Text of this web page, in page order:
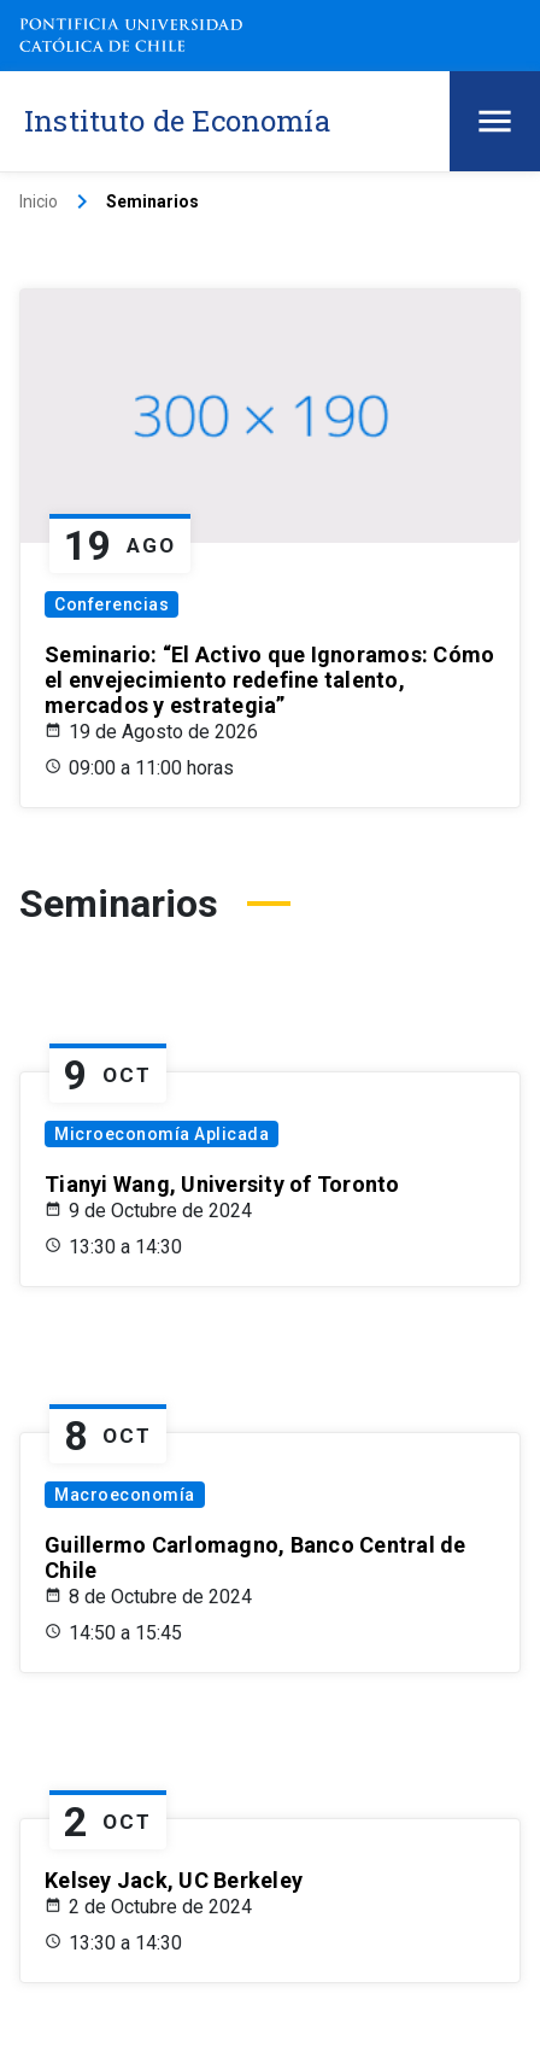
Instituto de Economía
Inicio keyboard_arrow_right Seminarios
19 AGO
Conferencias
Seminario: “El Activo que Ignoramos: Cómo
el envejecimiento redefine talento,
mercados y estrategia”
19 de Agosto de 2026
09:00 a 11:00 horas
Seminarios
9 OCT
Microeconomía Aplicada
Tianyi Wang, University of Toronto
9 de Octubre de 2024
13:30 a 14:30
8 OCT
Macroeconomía
Guillermo Carlomagno, Banco Central de
Chile
8 de Octubre de 2024
14:50 a 15:45
2 OCT
Kelsey Jack, UC Berkeley
2 de Octubre de 2024
13:30 a 14:30